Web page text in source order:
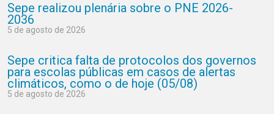
Sepe realizou plenária sobre o PNE 2026-
2036
5 de agosto de 2026
Sepe critica falta de protocolos dos governos
para escolas públicas em casos de alertas
climáticos, como o de hoje (05/08)
5 de agosto de 2026